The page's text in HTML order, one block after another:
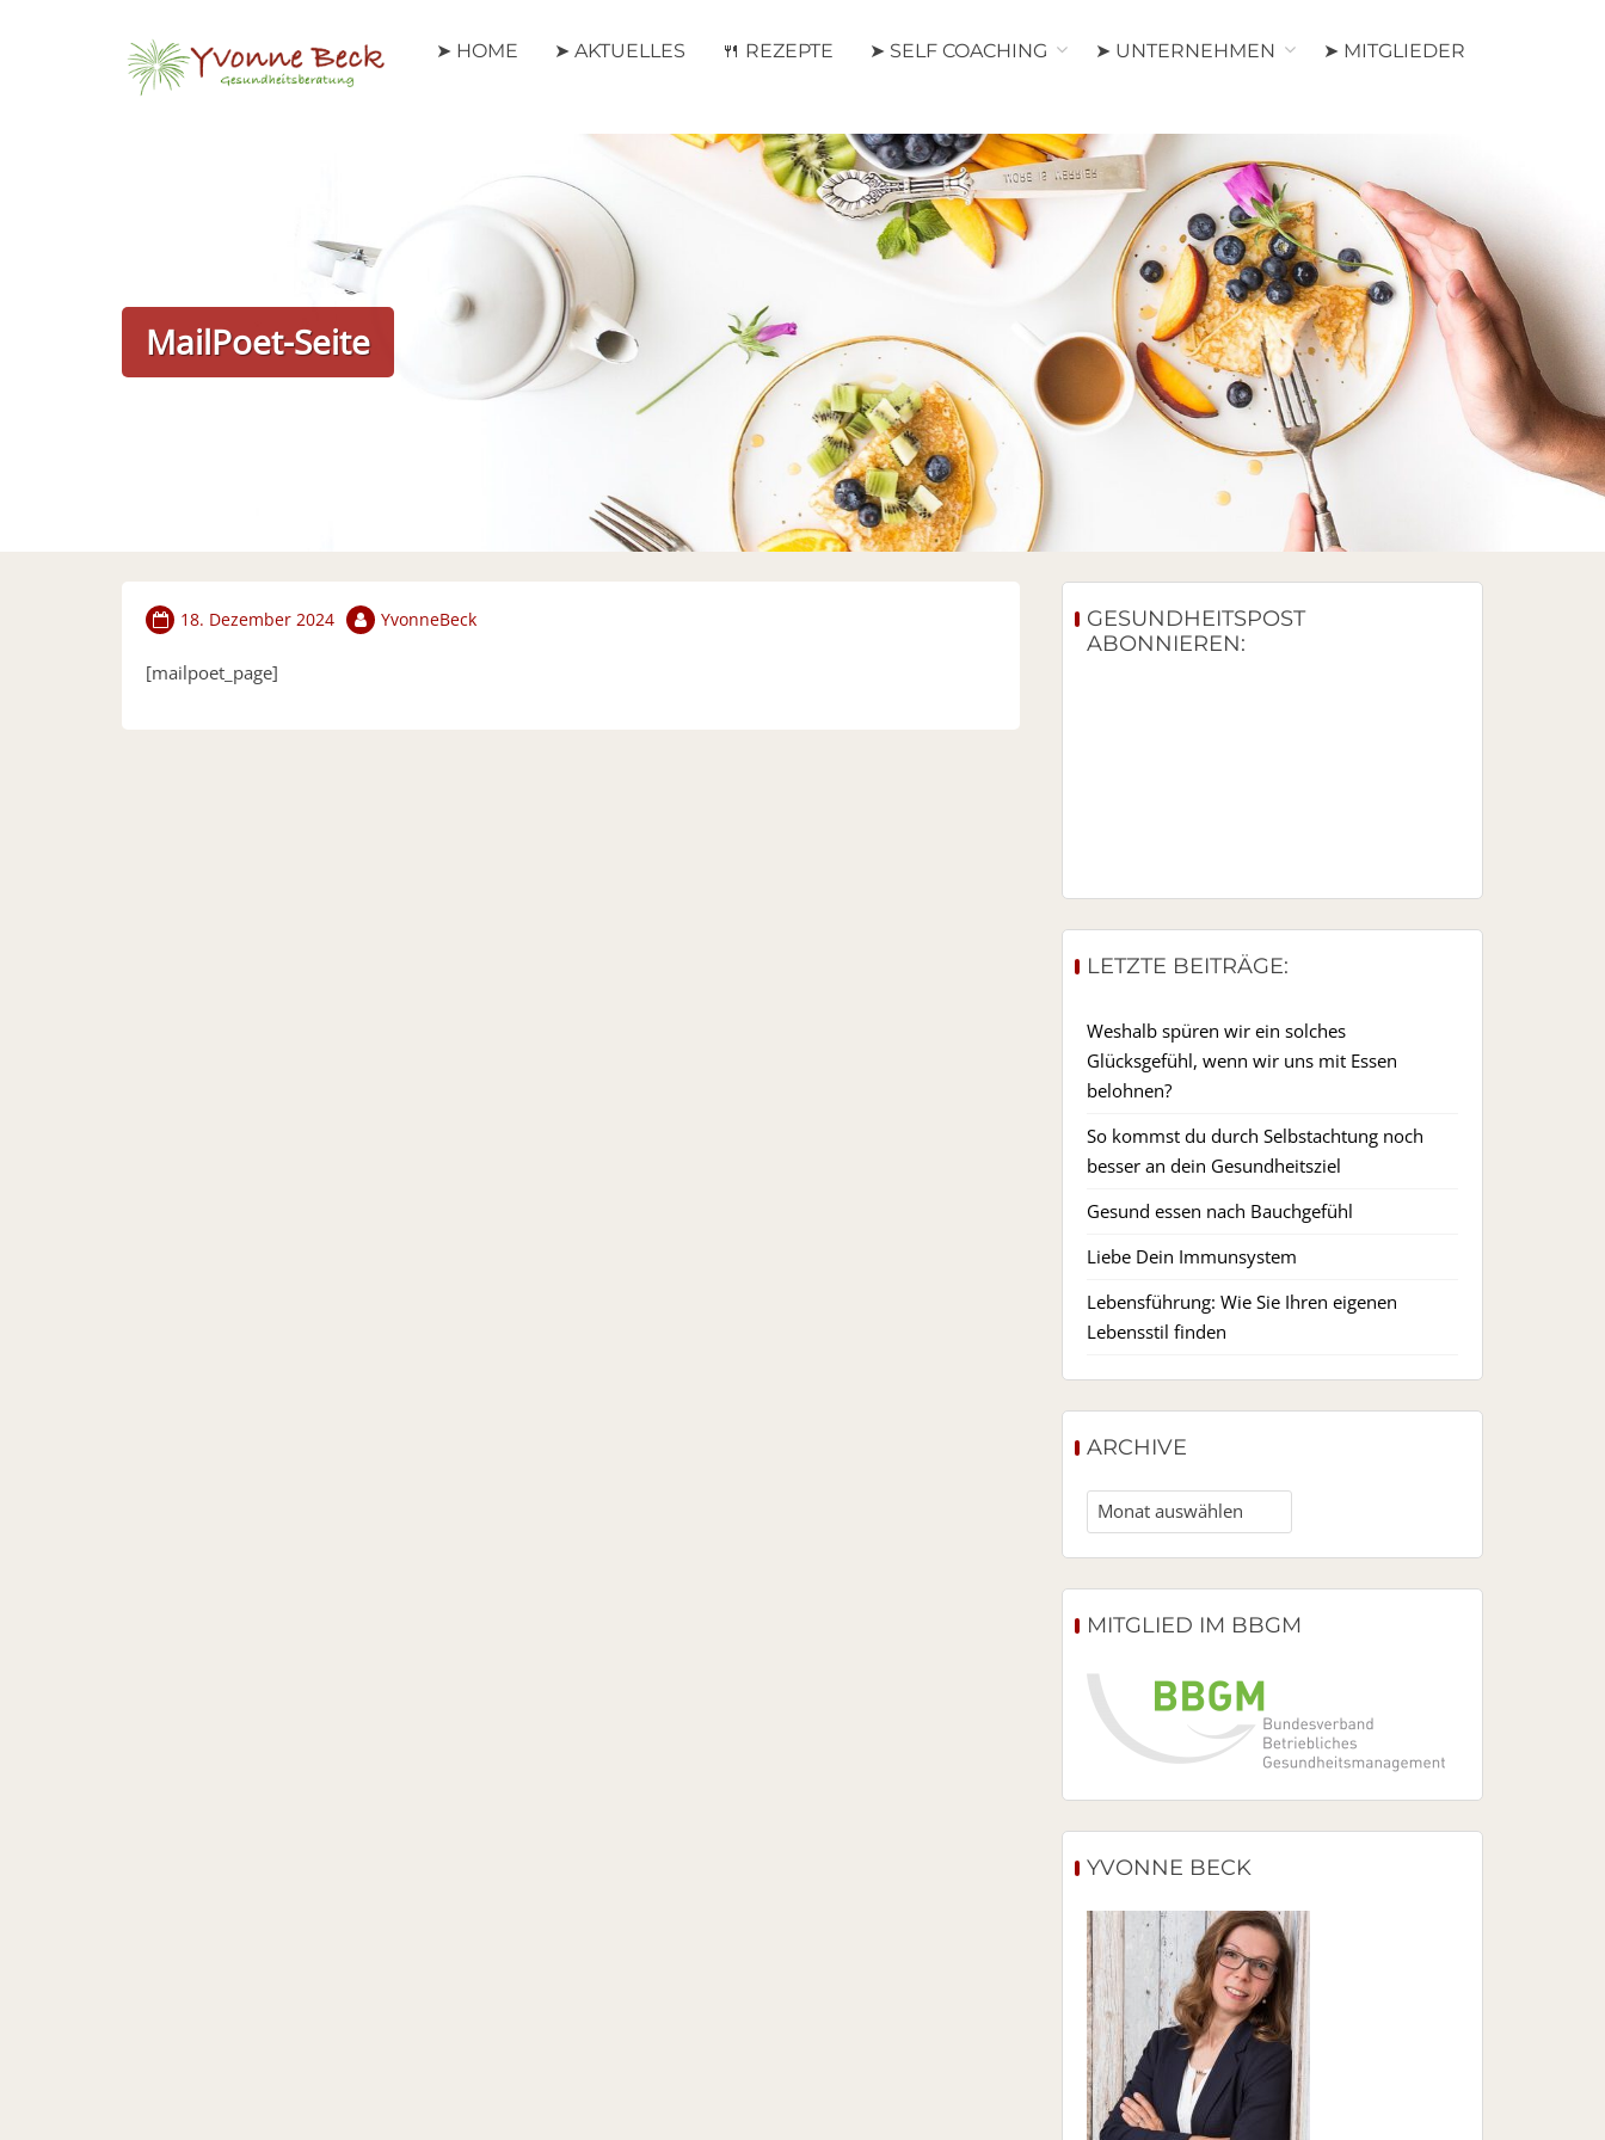
➤ HOME ➤ AKTUELLES 🍴 REZEPTE ➤ SELF COACHING ➤ UNTERNEHMEN ➤ MITGLIEDER
MailPoet-Seite
18. Dezember 2024 YvonneBeck
[mailpoet_page]
GESUNDHEITSPOST
ABONNIEREN:
LETZTE BEITRÄGE:
Weshalb spüren wir ein solches
Glücksgefühl, wenn wir uns mit Essen
belohnen?
So kommst du durch Selbstachtung noch
besser an dein Gesundheitsziel
Gesund essen nach Bauchgefühl
Liebe Dein Immunsystem
Lebensführung: Wie Sie Ihren eigenen
Lebensstil finden
ARCHIVE
Archive
MITGLIED IM BBGM
YVONNE BECK